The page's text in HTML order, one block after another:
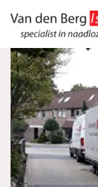
overslaan